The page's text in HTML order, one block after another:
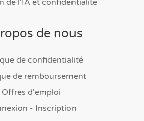
de l'IA et confidentialité
de nous
de confidentialité
de remboursement
Offres d'emploi
- Inscription